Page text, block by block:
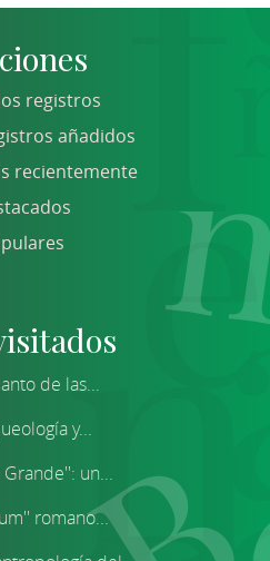
registros
añadidos
recientemente
de las...
y...
Grande'': un...
romano...